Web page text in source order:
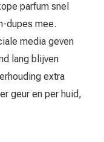
parfum snel
dupes mee.
media geven
lang blijven
extra
geur en per huid,